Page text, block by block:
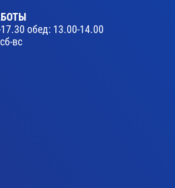
обед: 13.00-14.00
вс